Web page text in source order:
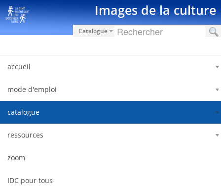
Saut au contenu Images de la culture
Catalogue
accueil
mode d'emploi
catalogue
ressources
zoom
IDC pour tous